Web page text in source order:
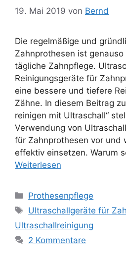
19. Mai 2019 von Bernd
Die regelmäßige und
Zahnprothesen ist
tägliche Zahnpflege.
Reinigungsgeräte für
eine bessere und tiefere
Zähne. In diesem Beitrag
reinigen mit Ultraschall“
Verwendung von
für Zahnprothesen vor und
effektiv einsetzen. Warum
Weiterlesen
Kategorien
Prothesenpflege
Schlagwörter
Ultraschallgeräte für
Ultraschallreinigung
2 Kommentare